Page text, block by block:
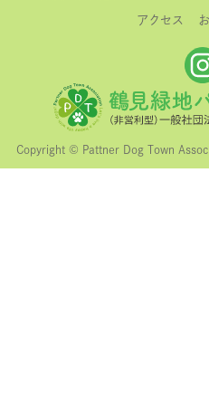
アクセス
Copyright © Pattner Dog Town